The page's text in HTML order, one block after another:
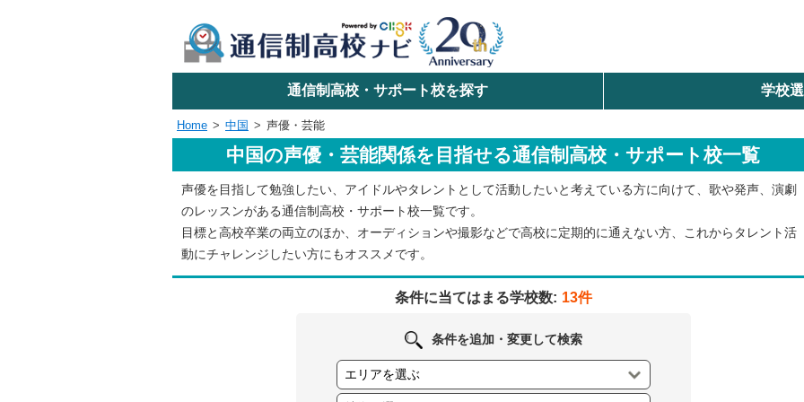
学校名で探す
検索
エリアから探す
エリアを選択して探す
関東 北海道・東北
東海 北陸・甲信越
九州・沖縄
通信制高校・サポート校を探す 学校
Home 中国 声優・芸能
中国の声優・芸能関係を目指せる通信制高校・サポート校一覧
声優を目指して勉強したい、アイドルやタレントとして活動したいと考えている方に向けて、歌や発声、演劇
のレッスンがある通信制高校・サポート校一覧です。
目標と高校卒業の両立のほか、オーディションや撮影などで高校に定期的に通えない方、これからタレント活
動にチャレンジしたい方にもオススメです。
条件に当てはまる学校数: 13件
条件を追加・変更して検索